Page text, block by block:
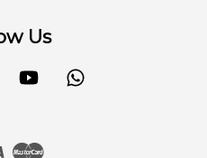
Us
InstagramYouTube
Visa Master